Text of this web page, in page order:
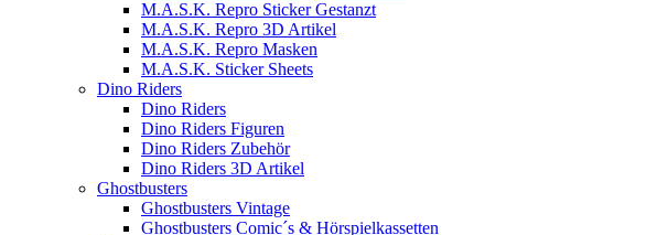
M.A.S.K. Repro Sticker Gestanzt
M.A.S.K. Repro 3D Artikel
M.A.S.K. Repro Masken
M.A.S.K. Sticker Sheets
Dino Riders
Dino Riders
Dino Riders Figuren
Dino Riders Zubehör
Dino Riders 3D Artikel
Ghostbusters
Ghostbusters Vintage
Ghostbusters Comic´s & Hörspielkassetten